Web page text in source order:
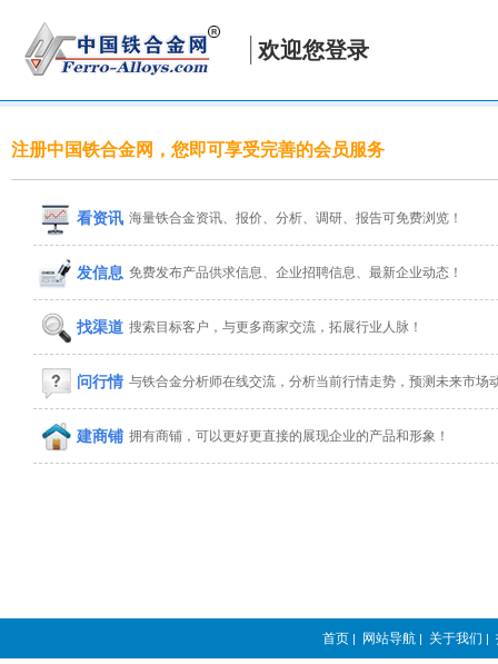
欢迎您登录
注册中国铁合金网，您即可享受完善的会员服务
看资讯 海量铁合金资讯、报价、分析、调研、报告可免费浏览！
发信息 免费发布产品供求信息、企业招聘信息、最新企业动态！
找渠道 搜索目标客户，与更多商家交流，拓展行业人脉！
问行情 与铁合金分析师在线交流，分析当前行情走势，预测未来市场
建商铺 拥有商铺，可以更好更直接的展现企业的产品和形象！
首页 | 网站导航 | 关于我们 |